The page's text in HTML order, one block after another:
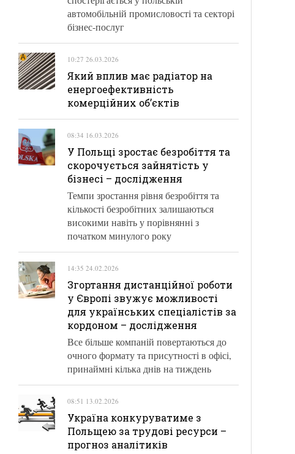
автомобільній промисловості та секторі
бізнес-послуг
10:27 26.03.2026
Який вплив має радіатор на
енергоефективність
комерційних об’єктів
08:34 16.03.2026
У Польщі зростає безробіття та
скорочується зайнятість у
бізнесі – дослідження
Темпи зростання рівня безробіття та
кількості безробітних залишаються
високими навіть у порівнянні з
початком минулого року
14:35 24.02.2026
Згортання дистанційної роботи
у Європі звужує можливості
для українських спеціалістів за
кордоном – дослідження
Все більше компаній повертаються до
очного формату та присутності в офісі,
принаймні кілька днів на тиждень
08:51 13.02.2026
Україна конкуруватиме з
Польщею за трудові ресурси –
прогноз аналітиків